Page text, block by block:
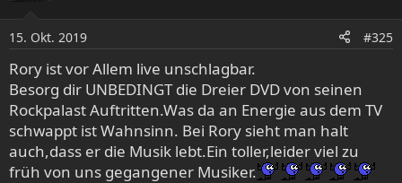
n
e
n
:
15. Okt. 2019 #325
Rory ist vor Allem live unschlagbar.
Besorg dir UNBEDINGT die Dreier DVD von seinen
Rockpalast Auftritten.Was da an Energie aus dem TV
schwappt ist Wahnsinn. Bei Rory sieht man halt
auch,dass er die Musik lebt.Ein toller,leider viel zu
früh von uns gegangener Musiker.